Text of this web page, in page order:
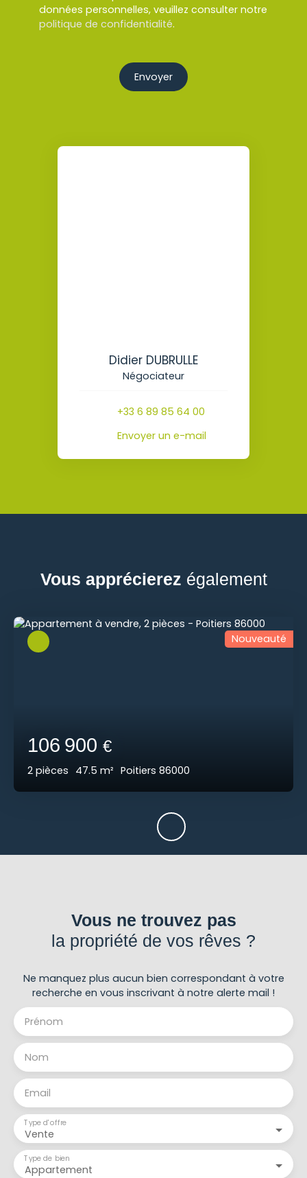
données personnelles, veuillez consulter notre
politique de confidentialité.
Envoyer
Didier DUBRULLE
Négociateur
+33 6 89 85 64 00
Envoyer un e-mail
Vous apprécierez également
106 900 €
2 pièces 47.5 m² Poitiers 86000
Nouveauté
Vous ne trouvez pas
la propriété de vos rêves ?
Ne manquez plus aucun bien correspondant à votre
recherche en vous inscrivant à notre alerte mail !
Prénom
Nom
Email
Vente
Type d'offre
Appartement
Type de bien